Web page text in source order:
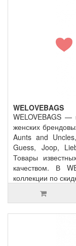
WELOVEBAGS
WELOVEBAGS —
женских
Aunts and
Guess, Joop,
Товары
качеством. В
коллекции по